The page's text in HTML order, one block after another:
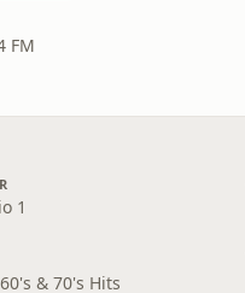
FM
1
& 70's Hits